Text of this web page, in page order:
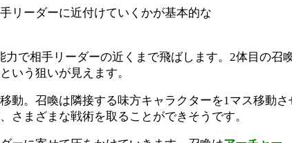
リーダーに近付けていくかが基本的な
力で相手リーダーの近くまで飛ばします。2体目の召
いう狙いが見えます。
動。召喚は隣接する味方キャラクターを1マス移動さ
さまざまな戦術を取ることができそうです。